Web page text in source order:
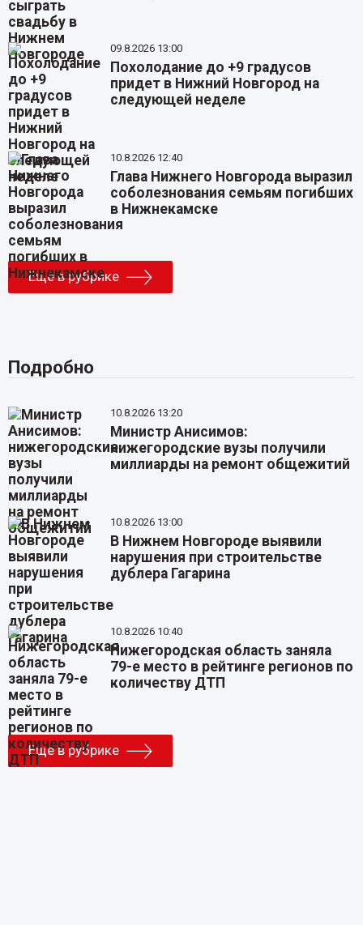
09.8.2026 13:00
Похолодание до +9 градусов
придет в Нижний Новгород на
следующей неделе
10.8.2026 12:40
Глава Нижнего Новгорода выразил
соболезнования семьям погибших
в Нижнекамске
Еще в рубрике
Подробно
10.8.2026 13:20
Министр Анисимов:
нижегородские вузы получили
миллиарды на ремонт общежитий
10.8.2026 13:00
В Нижнем Новгороде выявили
нарушения при строительстве
дублера Гагарина
10.8.2026 10:40
Нижегородская область заняла
79-е место в рейтинге регионов по
количеству ДТП
Еще в рубрике